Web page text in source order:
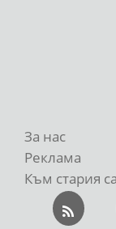
За нас
Реклама
Към стария